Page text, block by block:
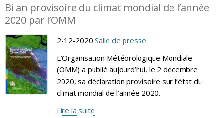
Bilan provisoire du climat mondial de l’année
2020 par l’OMM
2-12-2020 Salle de presse
L’Organisation Météorologique Mondiale
(OMM) a publié aujourd’hui, le 2 décembre
2020, sa déclaration provisoire sur l’état du
climat mondial de l’année 2020.
Lire la suite